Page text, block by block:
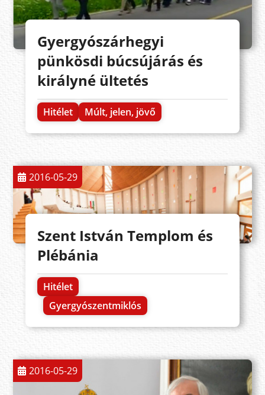
Gyergyószárhegyi
pünkösdi búcsújárás és
királyné ültetés
Hitélet Múlt, jelen, jövő
2016-05-29
Szent István Templom és
Plébánia
Hitélet
Gyergyószentmiklós
2016-05-29